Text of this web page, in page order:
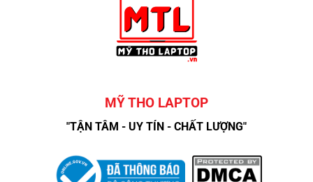
MỸ THO LAPTOP
"TẬN TÂM - UY TÍN - CHẤT LƯỢNG"